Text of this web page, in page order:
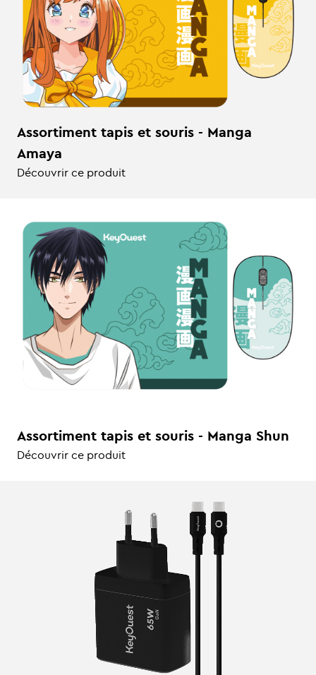
Assortiment tapis et souris - Manga
Amaya
Découvrir ce produit
Assortiment tapis et souris - Manga Shun
Découvrir ce produit